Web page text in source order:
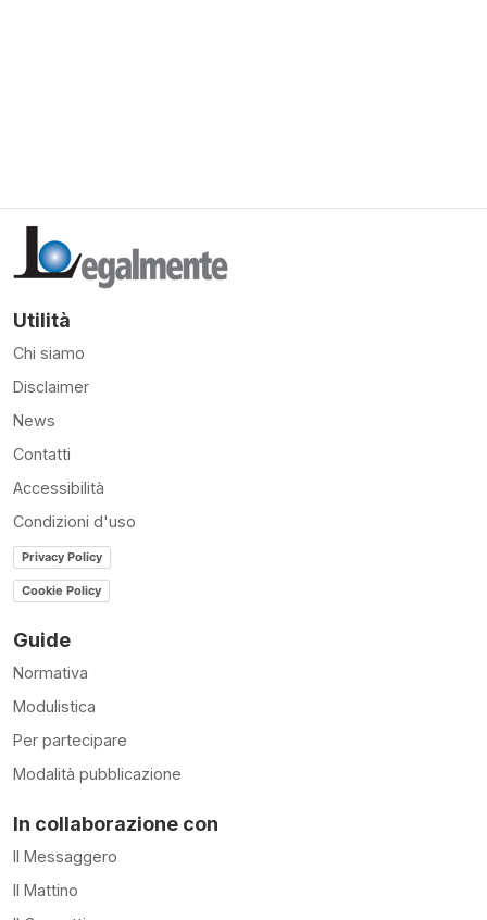
Utilità
Chi siamo
Disclaimer
News
Contatti
Accessibilità
Condizioni d'uso
Privacy Policy
Cookie Policy
Guide
Normativa
Modulistica
Per partecipare
Modalità pubblicazione
In collaborazione con
Il Messaggero
Il Mattino